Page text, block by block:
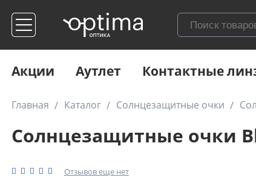
Акции Аутлет Контактные
Главная Каталог Солнцезащитные очки
Солнцезащитные очки
Отзывов еще нет